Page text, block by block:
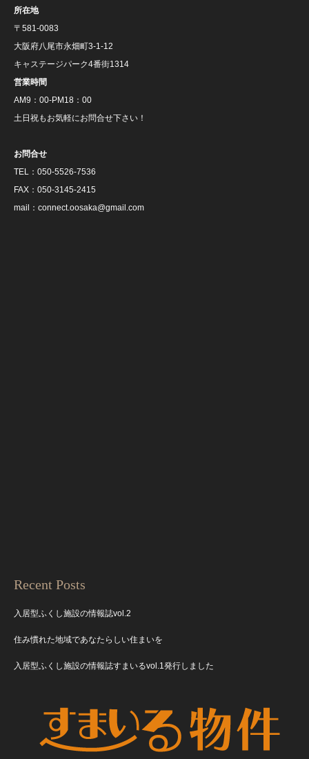
所在地
〒581-0083
大阪府八尾市永畑町3-1-12
キャステージパーク4番街1314
営業時間
AM9：00‐PM18：00
土日祝もお気軽にお問合せ下さい！
お問合せ
TEL：050‐5526‐7536
FAX：050‐3145‐2415
mail：connect.oosaka@gmail.com
Recent Posts
入居型ふくし施設の情報誌vol.2
住み慣れた地域であなたらしい住まいを
入居型ふくし施設の情報誌すまいるvol.1発行しました